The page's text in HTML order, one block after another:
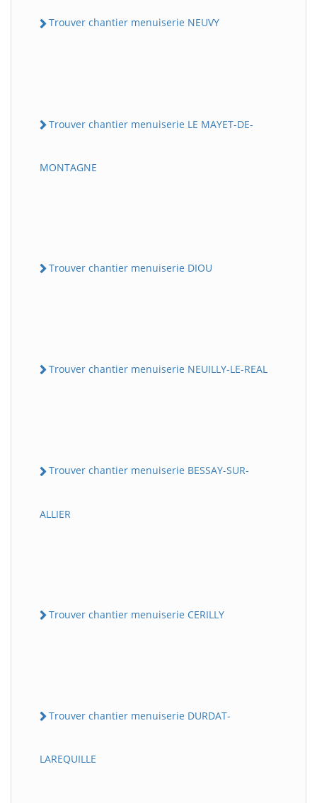
Trouver chantier menuiserie NEUVY
Trouver chantier menuiserie LE MAYET-DE-
MONTAGNE
Trouver chantier menuiserie DIOU
Trouver chantier menuiserie NEUILLY-LE-REAL
Trouver chantier menuiserie BESSAY-SUR-
ALLIER
Trouver chantier menuiserie CERILLY
Trouver chantier menuiserie DURDAT-
LAREQUILLE